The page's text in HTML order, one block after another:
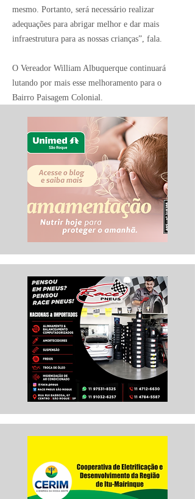
mesmo. Portanto, será necessário realizar
adequações para abrigar melhor e dar mais
infraestrutura para as nossas crianças”, fala.
O Vereador William Albuquerque continuará
lutando por mais esse melhoramento para o
Bairro Paisagem Colonial.